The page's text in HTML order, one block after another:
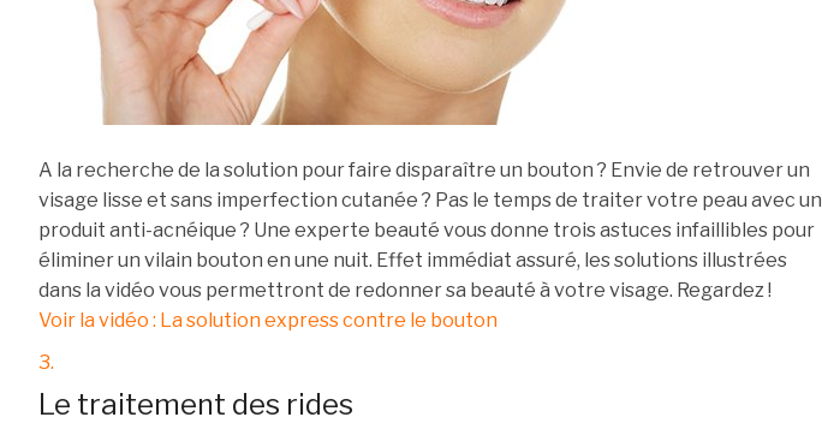
A la recherche de la solution pour faire disparaître un bouton ? Envie de retrouver un
visage lisse et sans imperfection cutanée ? Pas le temps de traiter votre peau avec un
produit anti-acnéique ? Une experte beauté vous donne trois astuces infaillibles pour
éliminer un vilain bouton en une nuit. Effet immédiat assuré, les solutions illustrées
dans la vidéo vous permettront de redonner sa beauté à votre visage. Regardez !
Voir la vidéo : La solution express contre le bouton
3.
Le traitement des rides